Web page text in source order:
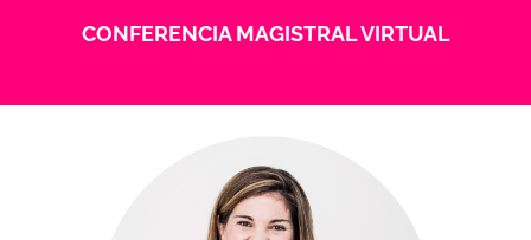
CONFERENCIA MAGISTRAL VIRTUAL